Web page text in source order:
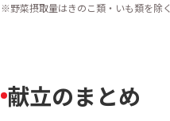
※野菜摂取量はきのこ類・いも類を除く
献立のまとめ